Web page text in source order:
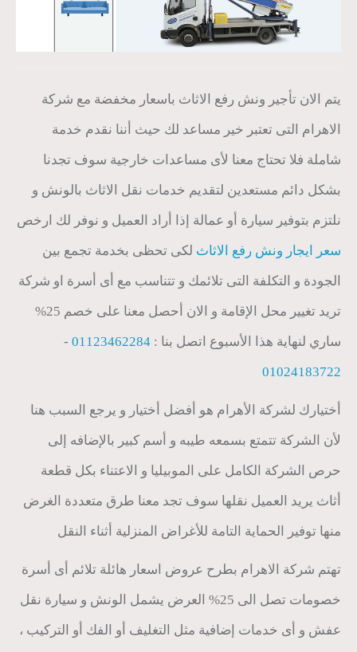
يتم الان تأجير ونش رفع الاثاث باسعار مخفضة مع شركة
الاهرام التى تعتبر خير مساعد لك حيث أننا نقدم خدمة
شاملة فلا تحتاج معنا لأى مساعدات خارجية سوف تجدنا
بشكل دائم مستعدين لتقديم خدمات نقل الاثاث بالونش و
نلتزم بتوفير سيارة أو عمالة إذا أراد العميل و نوفر لك ارخص
سعر ايجار ونش رفع الاثاث لكى تحظى بخدمة تجمع بين
الجودة و التكلفة التى تلائمك و تتناسب مع أى أسرة او شركة
تريد تغيير محل الإقامة و الان أحصل معنا على خصم 25%
ساري لنهاية هذا الأسبوع اتصل بنا : 01123462284
-
01024183722
أختيارك لشركة الأهرام هو أفضل أختيار و يرجع السبب هنا
لأن الشركة تتمتع بسمعه طيبه و أسم كبير بالإضافه إلى
حرص الشركة الكامل على الموبيليا و الاعتناء بكل قطعة
أثاث يريد العميل نقلها سوف تجد معنا طرق متعددة الغرض
منها توفير الحماية التامة للأغراض المنزلية أثناء النقل
تهتم شركة الاهرام بطرح عروض اسعار هائلة تلائم أى أسرة
خصومات تصل الى 25% العرض يشمل الونش و سيارة نقل
عفش و أى خدمات إضافية مثل التغليف أو الفك أو التركيب ،